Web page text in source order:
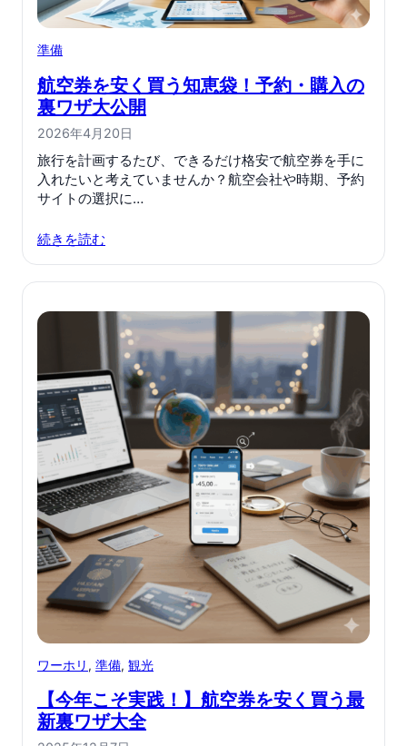
準備
航空券を安く買う知恵袋！予約・購入の
裏ワザ大公開
2026年4月20日
旅行を計画するたび、できるだけ格安で航空券を手に
入れたいと考えていませんか？航空会社や時期、予約
サイトの選択に…
続きを読む
ワーホリ , 準備, 観光
【今年こそ実践！】航空券を安く買う最
新裏ワザ大全